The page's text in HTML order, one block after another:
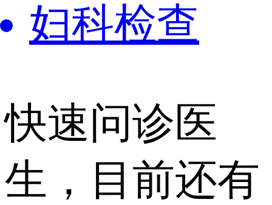
妇科检查
快速问诊医
生，目前还有